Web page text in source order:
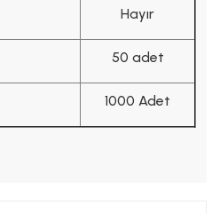
Hayır
50 adet
1000 Adet